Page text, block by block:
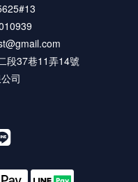
段37巷11弄14號
司